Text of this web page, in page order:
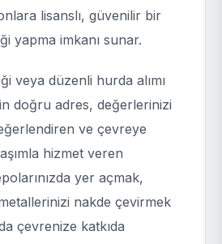
lisanslı, güvenilir bir
yapma imkanı sunar.
veya düzenli hurda alımı
doğru adres, değerlerinizi
ve çevreye
hizmet veren
yer açmak,
nakde çevirmek
çevrenize katkıda